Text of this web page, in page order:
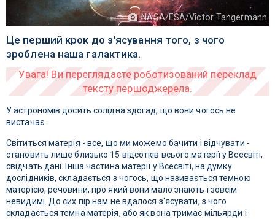
NASA/ESA/Victor Tangermann
Це перший крок до з'ясування того, з чого
зроблена наша галактика.
У астрономів досить солідна здогад, що вони чогось не
вистачає.
Світиться матерія - все, що ми можемо бачити і відчувати -
становить лише близько 15 відсотків всього матерії у Всесвіті,
свідчать дані. Інша частина матерії у Всесвіті, на думку
дослідників, складається з чогось, що називається темною
матерією, речовини, про який вони мало знають і зовсім
невидимі. До сих пір нам не вдалося з'ясувати, з чого
складається темна матерія, або як вона тримає мільярди і